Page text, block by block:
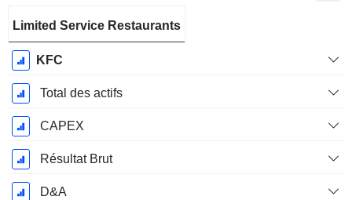
Fiscale:
Décembre
Limited Service Restaurants
KFC
Total des actifs
CAPEX
Résultat Brut
D&A